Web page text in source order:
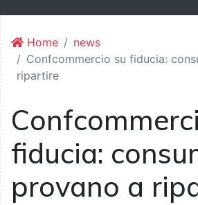
Home
news
Confcommercio su fiducia:
ripartire
fiducia:
provano a